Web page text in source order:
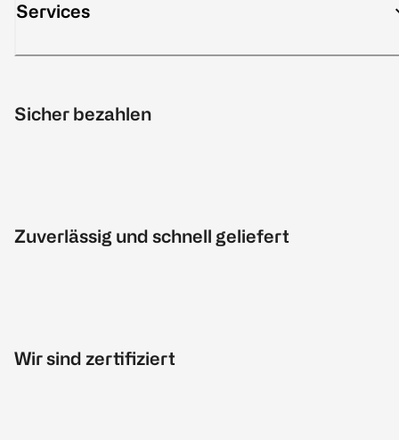
Services
Sicher bezahlen
Zuverlässig und schnell geliefert
Wir sind zertifiziert